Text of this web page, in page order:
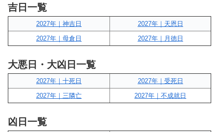
吉日一覧
2027年｜神吉日
2027年｜天恩日
2027年｜母倉日
2027年｜月徳日
大悪日・大凶日一覧
2027年｜十死日
2027年｜受死日
2027年｜三隣亡
2027年｜不成就日
凶日一覧